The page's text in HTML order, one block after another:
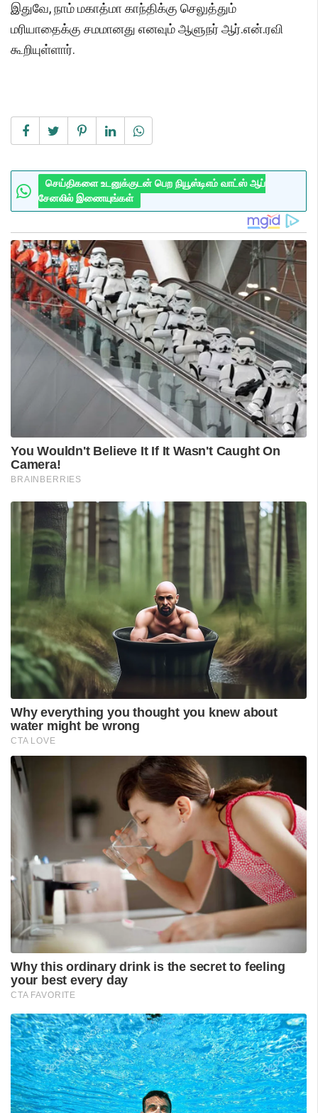
இதுவே, நாம் மகாத்மா காந்திக்கு செலுத்தும்
மரியாதைக்கு சமமானது எனவும் ஆளுநர் ஆர்.என்.ரவி
கூறியுள்ளார்.
செய்திகளை உடனுக்குடன் பெற நியூஸ்டிஎம் வாட்ஸ் ஆப்
சேனலில் இணையுங்கள்